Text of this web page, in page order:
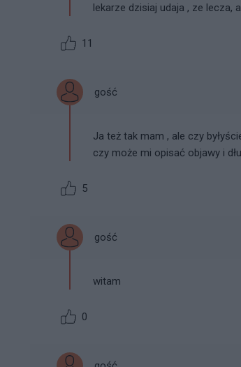
lekarze dzisiaj udaja , ze lecza,
11
gość
Ja też tak mam , ale czy
czy może mi opisać objawy i
5
gość
witam
0